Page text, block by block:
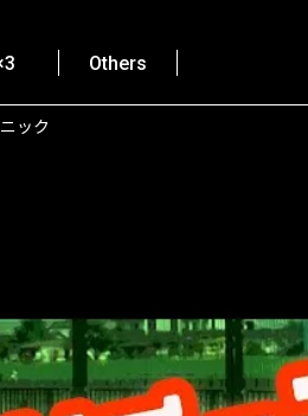
Others
ック